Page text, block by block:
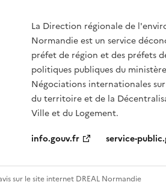
La Direction régionale de
Normandie est un service
préfet de région et des préfets
politiques publiques du
Négociations internationales
du territoire et de la
Ville et du Logement.
info.gouv.fr
service-
sur le site internet DREAL Normandie